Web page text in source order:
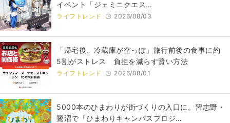
イベント「ジェミニクエス…
ライフトレンド 2026/08/03
「帰宅後、冷蔵庫が空っぽ」旅行前後の食事に約
5割がストレス 負担を減らす賢い方法
ライフトレンド 2026/08/01
5000本のひまわりが街づくりの入口に。習志野・
鷺沼で「ひまわりキャンパスプロジ…